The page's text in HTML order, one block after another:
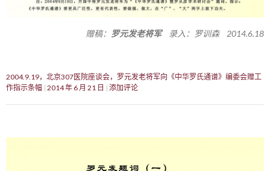
赠稿： 罗元发老将军录入：罗训森 2014.6.18
2004.9.19，北京307医院座谈会，罗元发老将军向《中华罗氏通谱》编委会赠工
作指示条幅 2014 年 6 月 21 日 添加评论